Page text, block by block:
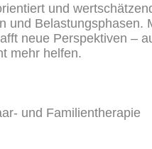
und
und Belastungsphasen.
neue Perspektiven –
mehr helfen.
und Familientherapie